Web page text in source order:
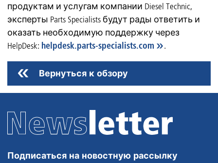
продуктам и услугам компании Diesel Technic,
эксперты Parts Specialists будут рады ответить и
оказать необходимую поддержку через
HelpDesk: helpdesk.parts-specialists.com .
Вернуться к обзору
Подписаться на новостную рассылку